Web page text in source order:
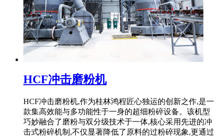
HCF冲击磨粉机
HCF冲击磨粉机,作为桂林鸿程匠心独运的创新之作,是一
款集高效能与多功能性于一身的超细粉碎设备。该机型
巧妙融合了磨粉与双分级技术于一体,核心采用先进的冲
击式粉碎机制,不仅显著降低了原料的过粉碎现象,更通过